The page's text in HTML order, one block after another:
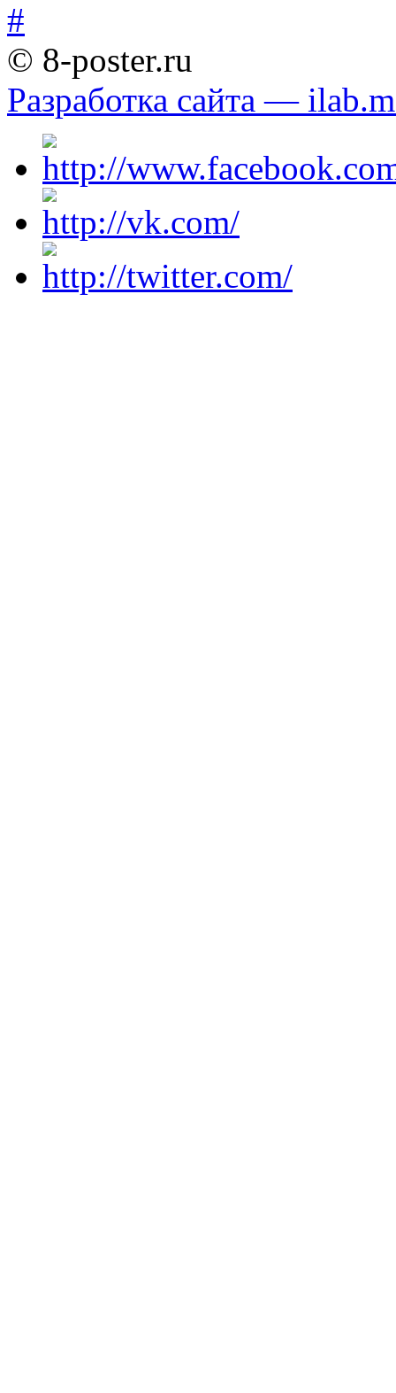
© 8-poster.ru
Разработка сайта —